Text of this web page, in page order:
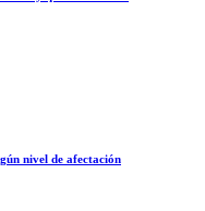
nivel de afectación